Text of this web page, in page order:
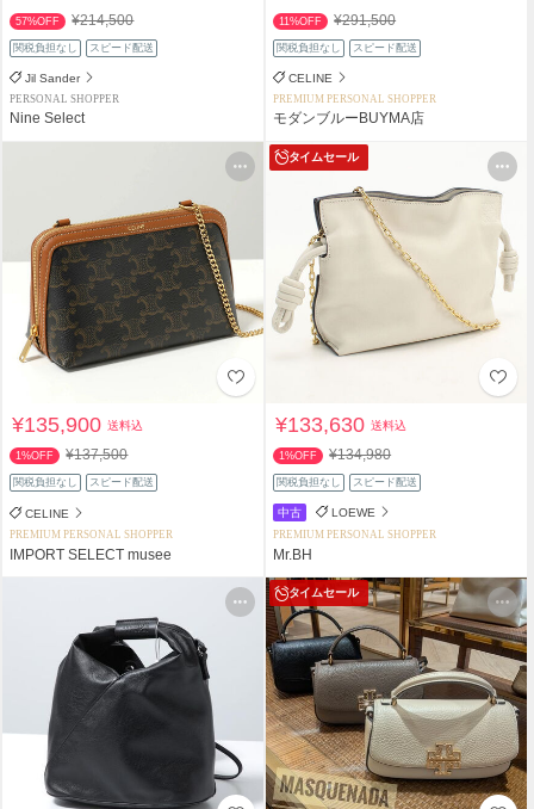
57%OFF ¥214,500
関税負担なし スピード配送
Jil Sander
PERSONAL SHOPPER
Nine Select
11%OFF ¥291,500
関税負担なし スピード配送
CELINE
PREMIUM PERSONAL SHOPPER
モダンブルーBUYMA店
¥135,900送料込
1%OFF ¥137,500
関税負担なし スピード配送
CELINE
PREMIUM PERSONAL SHOPPER
IMPORT SELECT musee
タイムセール
¥133,630送料込
1%OFF ¥134,980
関税負担なし スピード配送
中古 LOEWE
PREMIUM PERSONAL SHOPPER
Mr.BH
タイムセール